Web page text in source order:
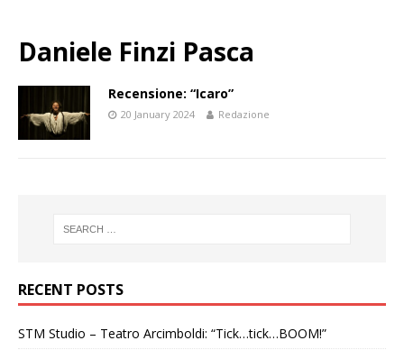
Daniele Finzi Pasca
Recensione: “Icaro”
20 January 2024 Redazione
RECENT POSTS
STM Studio – Teatro Arcimboldi: “Tick…tick…BOOM!”